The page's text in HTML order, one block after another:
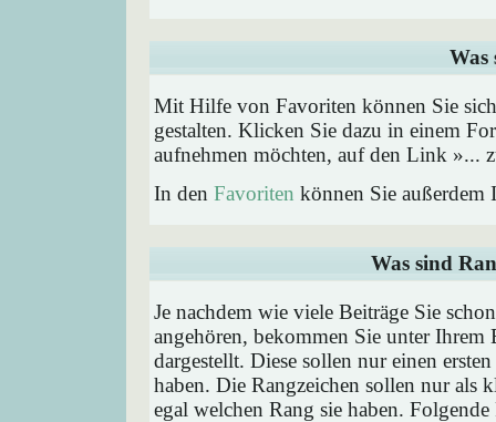
Was
Mit Hilfe von Favoriten können Sie
gestalten. Klicken Sie dazu in einem
aufnehmen möchten, auf den Link »...
In den Favoriten können Sie
Was sind
Je nachdem wie viele Beiträge Sie
angehören, bekommen Sie unter Ihrem
dargestellt. Diese sollen nur einen
haben. Die Rangzeichen sollen nur als
egal welchen Rang sie haben.